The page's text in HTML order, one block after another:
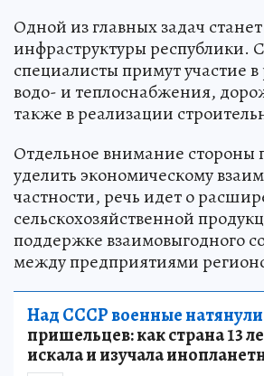
Одной из главных задач
инфраструктуры республики.
специалисты примут участие
водо- и теплоснабжения,
также в реализации
Отдельное внимание стороны
уделить экономическому
частности, речь идет о
сельскохозяйственной
поддержке взаимовыгодного
между предприятиями
Над СССР военные натянули
пришельцев: как страна 13
искала и изучала